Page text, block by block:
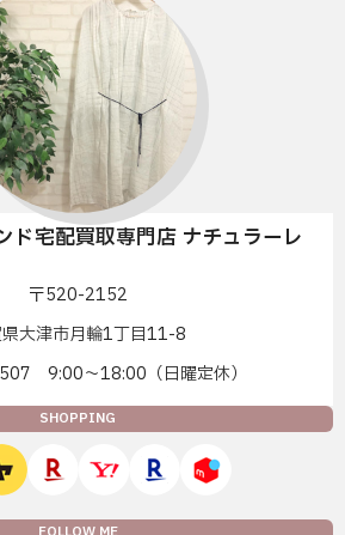
ド宅配買取専門店 ナチュラーレ
〒520-2152
大津市月輪1丁目11-8
9:00〜18:00（日曜定休）
SHOPPING